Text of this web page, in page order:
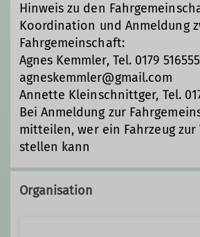
Hinweis zu den
Koordination und Anmeldung
Fahrgemeinschaft:
Agnes Kemmler, Tel. 0179
agneskemmler@gmail.com
Annette Kleinschnittger, Tel.
Bei Anmeldung zur
mitteilen, wer ein Fahrzeug zur
stellen kann
Organisation